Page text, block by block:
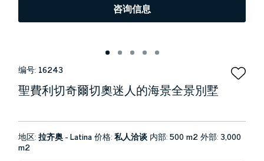
咨询信息
编号: 16243
聖費利切奇爾切奧迷人的海景全景別墅
地区:拉齐奥 - Latina价格:私人洽谈 内部:500 m2外部:3,000
m2